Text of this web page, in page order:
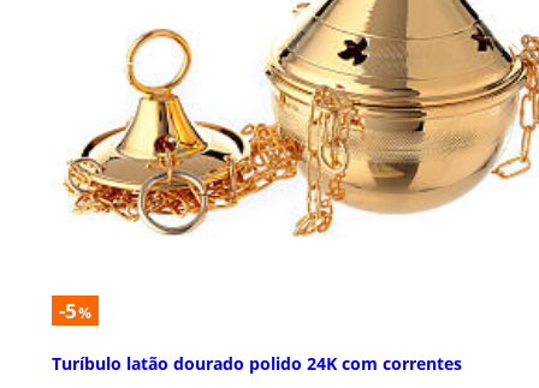
-5%
Turíbulo latão dourado polido 24K com correntes